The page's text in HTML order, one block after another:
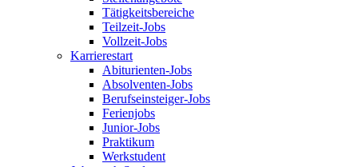
Tätigkeitsbereiche
Teilzeit-Jobs
Vollzeit-Jobs
Karrierestart
Abiturienten-Jobs
Absolventen-Jobs
Berufseinsteiger-Jobs
Ferienjobs
Junior-Jobs
Praktikum
Werkstudent